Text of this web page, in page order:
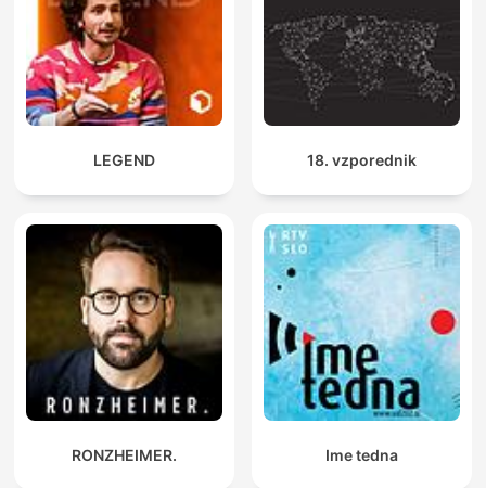
LEGEND 18. vzporednik
RONZHEIMER. Ime tedna